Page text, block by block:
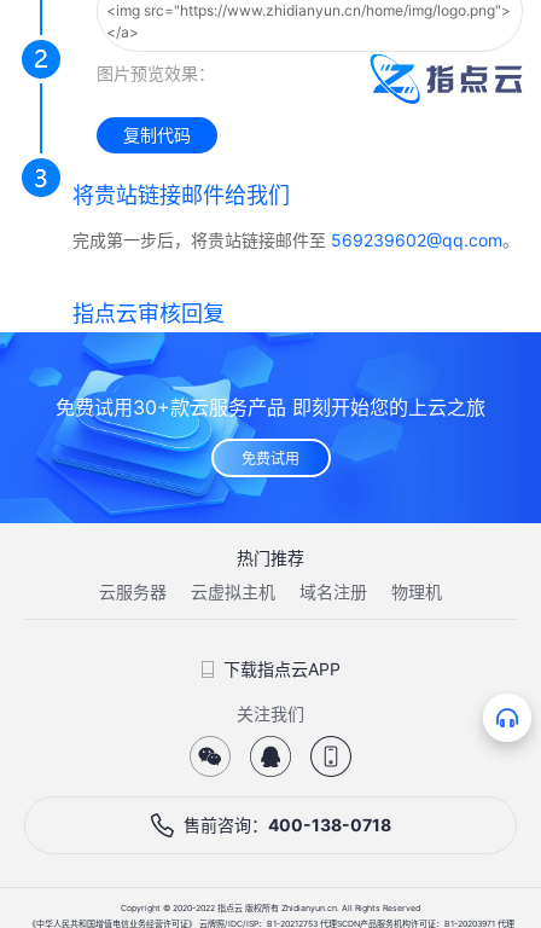
<img src="https://www.zhidianyun.cn/home/img/logo.png">
</a>
图片预览效果：
复制代码
将贵站链接邮件给我们
完成第一步后，将贵站链接邮件至 569239602@qq.com。
指点云审核回复
收到邮件后，我们会于3个工作日内尽快审核并回复。
免费试用30+款云服务产品 即刻开始您的上云之旅
免费试用
热门推荐
云服务器
云虚拟主机 域名注册 物理机
下载指点云APP
关注我们
售前咨询： 400-138-0718
Copyright © 2020-2022 指点云 版权所有 Zhidianyun.cn. All Rights Reserved
《中华人民共和国增值电信业务经营许可证》 云牌照/IDC/ISP：B1-20212753 代理SCDN产品服务机构许可证：B1-20203971 代理